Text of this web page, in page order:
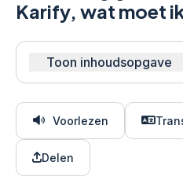
Karify, wat moet
Toon inhoudsopgave
Voorlezen
Delen